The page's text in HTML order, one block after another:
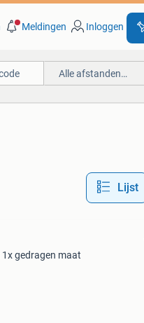
Meldingen Inloggen
Alle afstanden…
Lijst
gedragen maat